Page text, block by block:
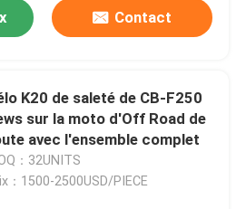
Contact
K20 de saleté de CB-F250
sur la moto d'Off Road de
avec l'ensemble complet
：32UNITS
：1500-2500USD/PIECE